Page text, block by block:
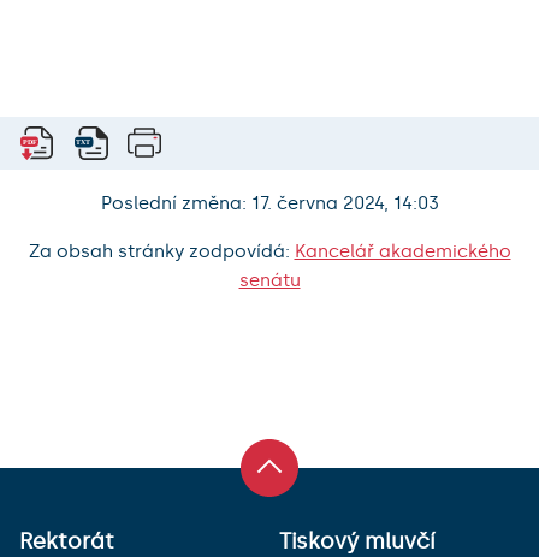
Poslední změna: 17. června 2024, 14:03
Za obsah stránky zodpovídá: Kancelář akademického
senátu
Rektorát Tiskový mluvčí